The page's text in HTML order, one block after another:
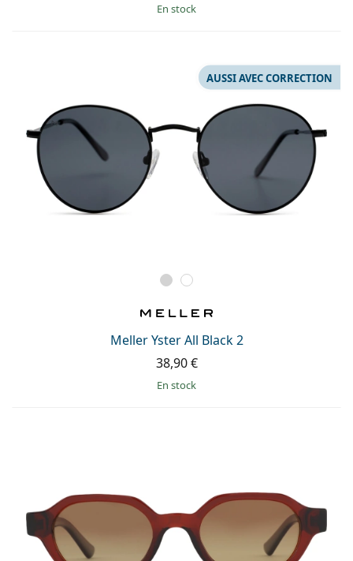
en stock
Meller Yster All Black 2
AUSSI AVEC CORRECTION
38,90 €
en stock